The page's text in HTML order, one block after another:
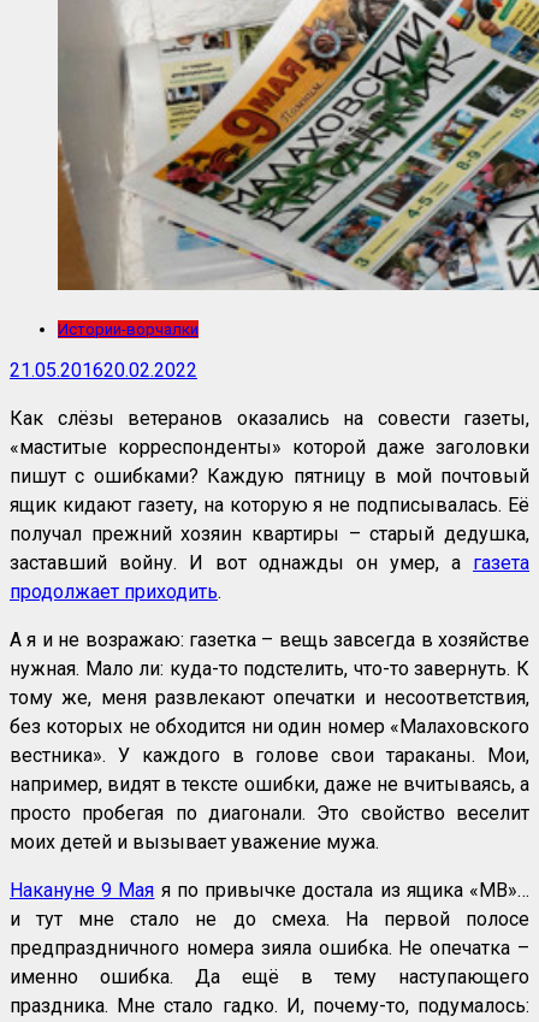
Истории-ворчалки
21.05.201620.02.2022
Как слёзы ветеранов оказались на совести газеты,
«маститые корреспонденты» которой даже заголовки
пишут с ошибками? Каждую пятницу в мой почтовый
ящик кидают газету, на которую я не подписывалась. Её
получал прежний хозяин квартиры – старый дедушка,
заставший войну. И вот однажды он умер, а газета
продолжает приходить.
А я и не возражаю: газетка – вещь завсегда в хозяйстве
нужная. Мало ли: куда-то подстелить, что-то завернуть. К
тому же, меня развлекают опечатки и несоответствия,
без которых не обходится ни один номер «Малаховского
вестника». У каждого в голове свои тараканы. Мои,
например, видят в тексте ошибки, даже не вчитываясь, а
просто пробегая по диагонали. Это свойство веселит
моих детей и вызывает уважение мужа.
Накануне 9 Мая я по привычке достала из ящика «МВ»…
и тут мне стало не до смеха. На первой полосе
предпраздничного номера зияла ошибка. Не опечатка –
именно ошибка. Да ещё в тему наступающего
праздника. Мне стало гадко. И, почему-то, подумалось: